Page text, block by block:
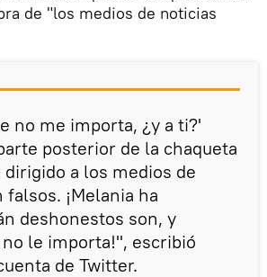
de "los medios de noticias
no me importa, ¿y a ti?'
posterior de la chaqueta
dirigido a los medios de
¡Melania ha
deshonestos son, y
le importa!", escribió
de Twitter.